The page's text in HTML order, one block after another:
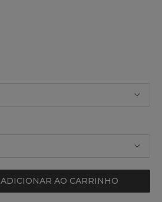
ADICIONAR AO CARRINHO